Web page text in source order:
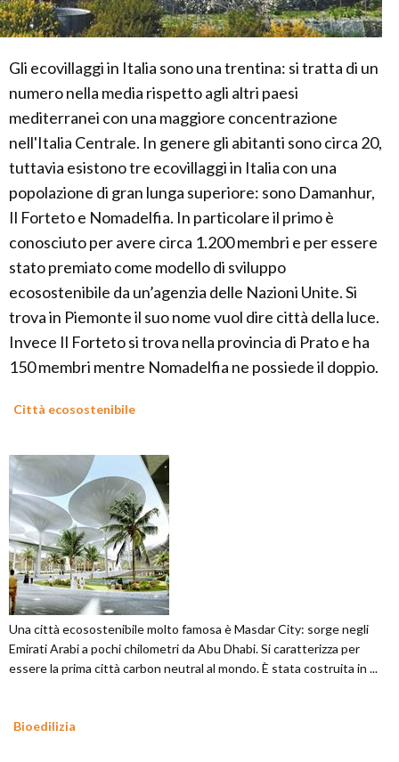
Gli ecovillaggi in Italia sono una trentina: si tratta di un
numero nella media rispetto agli altri paesi
mediterranei con una maggiore concentrazione
nell'Italia Centrale. In genere gli abitanti sono circa 20,
tuttavia esistono tre ecovillaggi in Italia con una
popolazione di gran lunga superiore: sono Damanhur,
Il Forteto e Nomadelfia. In particolare il primo è
conosciuto per avere circa 1.200 membri e per essere
stato premiato come modello di sviluppo
ecosostenibile da un’agenzia delle Nazioni Unite. Si
trova in Piemonte il suo nome vuol dire città della luce.
Invece Il Forteto si trova nella provincia di Prato e ha
150 membri mentre Nomadelfia ne possiede il doppio.
Città ecosostenibile
Una città ecosostenibile molto famosa è Masdar City: sorge negli
Emirati Arabi a pochi chilometri da Abu Dhabi. Si caratterizza per
essere la prima città carbon neutral al mondo. È stata costruita in ...
Bioedilizia